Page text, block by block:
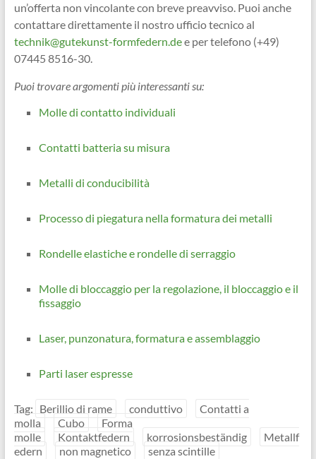
un’offerta non vincolante con breve preavviso. Puoi anche
contattare direttamente il nostro ufficio tecnico al
technik@gutekunst-formfedern.dee per telefono (+49)
07445 8516-30.
Puoi trovare argomenti più interessanti su:
Molle di contatto individuali
Contatti batteria su misura
Metalli di conducibilità
Processo di piegatura nella formatura dei metalli
Rondelle elastiche e rondelle di serraggio
Molle di bloccaggio per la regolazione, il bloccaggio e il
fissaggio
Laser, punzonatura, formatura e assemblaggio
Parti laser espresse
Tag: Berillio di rame conduttivo
Contatti a
molla
Cubo
Forma
molle
Kontaktfedern korrosionsbeständig
Metallf
edern
non magnetico senza scintille